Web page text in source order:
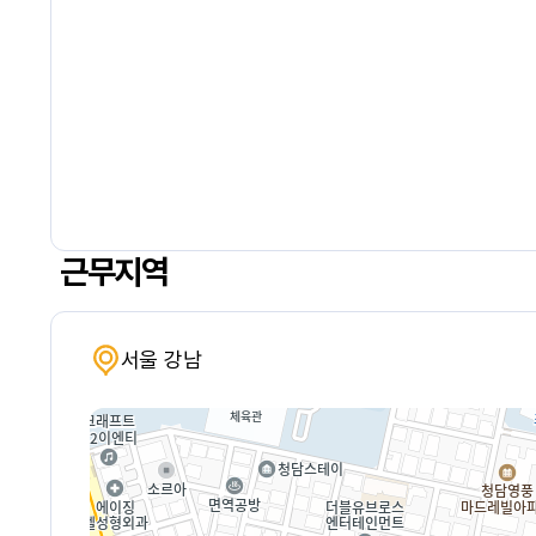
근무지역
서울 강남